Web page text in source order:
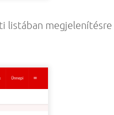
listában megjelenítésre